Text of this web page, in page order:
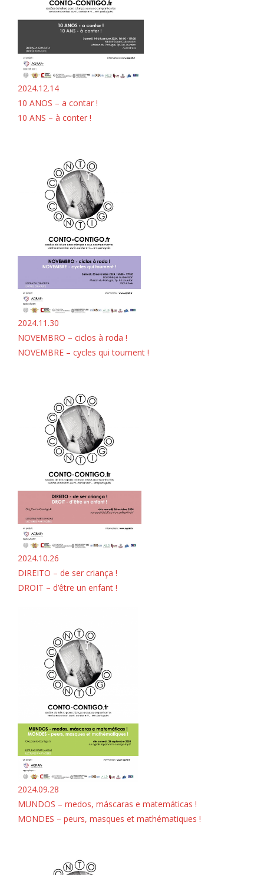
2024.12.14
10 ANOS – a contar !
10 ANS – à conter !
2024.11.30
NOVEMBRO – ciclos à roda !
NOVEMBRE – cycles qui tournent !
2024.10.26
DIREITO – de ser criança !
DROIT – d’être un enfant !
2024.09.28
MUNDOS – medos, máscaras e matemáticas !
MONDES – peurs, masques et mathématiques !